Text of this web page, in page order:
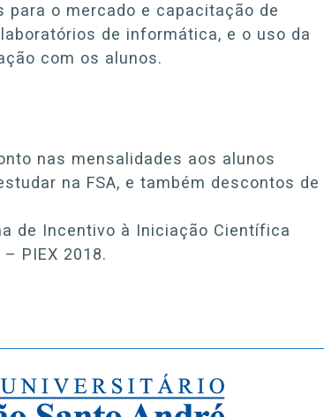
para o mercado e capacitação de
de informática, e o uso da
com os alunos.
nas mensalidades aos alunos
na FSA, e também descontos de
de Incentivo à Iniciação Científica
PIEX 2018.